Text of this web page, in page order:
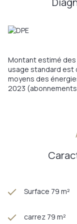
L’environnement
associatifs)
Bibliothèque et
Boulangerie et
Accès A1 à 3 km
Zone commerciale
Une maison idéale
praticité et
Montant estimé
usage standard est
moyens des
2023
Surface 79 m²
carrez 79 m²